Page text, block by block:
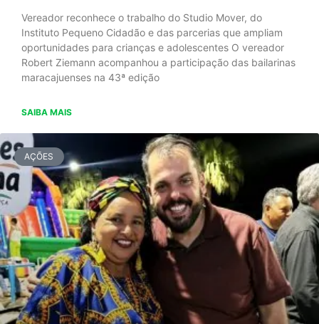
Vereador reconhece o trabalho do Studio Mover, do
Instituto Pequeno Cidadão e das parcerias que ampliam
oportunidades para crianças e adolescentes O vereador
Robert Ziemann acompanhou a participação das bailarinas
maracajuenses na 43ª edição
SAIBA MAIS
AÇÕES